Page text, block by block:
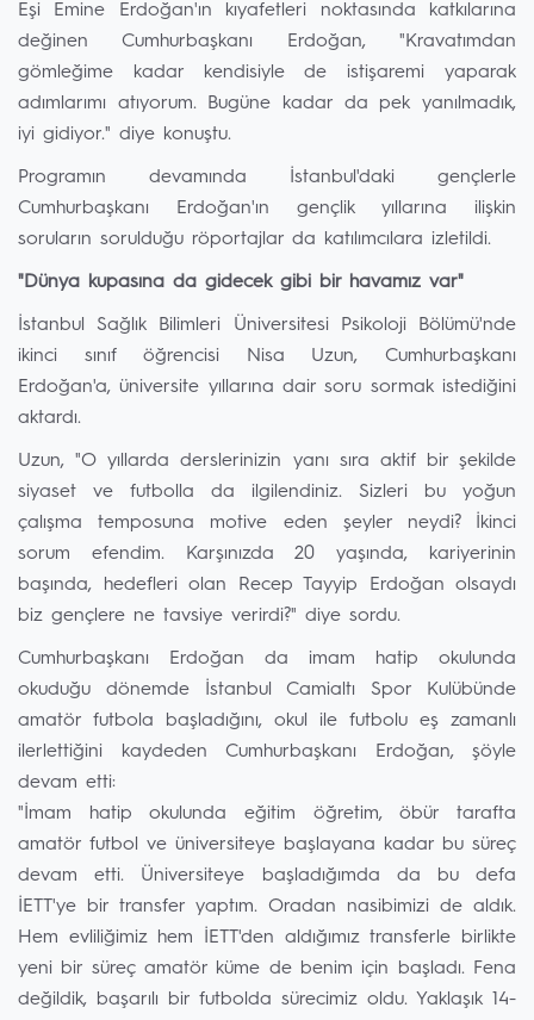
Eşi Emine Erdoğan'ın kıyafetleri noktasında katkılarına
değinen Cumhurbaşkanı Erdoğan, "Kravatımdan
gömleğime kadar kendisiyle de istişaremi yaparak
adımlarımı atıyorum. Bugüne kadar da pek yanılmadık,
iyi gidiyor." diye konuştu.
Programın devamında İstanbul'daki gençlerle
Cumhurbaşkanı Erdoğan'ın gençlik yıllarına ilişkin
soruların sorulduğu röportajlar da katılımcılara izletildi.
⁠"Dünya kupasına da gidecek gibi bir havamız var"
İstanbul Sağlık Bilimleri Üniversitesi Psikoloji Bölümü'nde
ikinci sınıf öğrencisi Nisa Uzun, Cumhurbaşkanı
Erdoğan'a, üniversite yıllarına dair soru sormak istediğini
aktardı.
Uzun, "O yıllarda derslerinizin yanı sıra aktif bir şekilde
siyaset ve futbolla da ilgilendiniz. Sizleri bu yoğun
çalışma temposuna motive eden şeyler neydi? İkinci
sorum efendim. Karşınızda 20 yaşında, kariyerinin
başında, hedefleri olan Recep Tayyip Erdoğan olsaydı
biz gençlere ne tavsiye verirdi?" diye sordu.
Cumhurbaşkanı Erdoğan da imam hatip okulunda
okuduğu dönemde İstanbul Camialtı Spor Kulübünde
amatör futbola başladığını, okul ile futbolu eş zamanlı
ilerlettiğini kaydeden Cumhurbaşkanı Erdoğan, şöyle
devam etti:
"İmam hatip okulunda eğitim öğretim, öbür tarafta
amatör futbol ve üniversiteye başlayana kadar bu süreç
devam etti. Üniversiteye başladığımda da bu defa
İETT'ye bir transfer yaptım. Oradan nasibimizi de aldık.
Hem evliliğimiz hem İETT'den aldığımız transferle birlikte
yeni bir süreç amatör küme de benim için başladı. Fena
değildik, başarılı bir futbolda sürecimiz oldu. Yaklaşık 14-